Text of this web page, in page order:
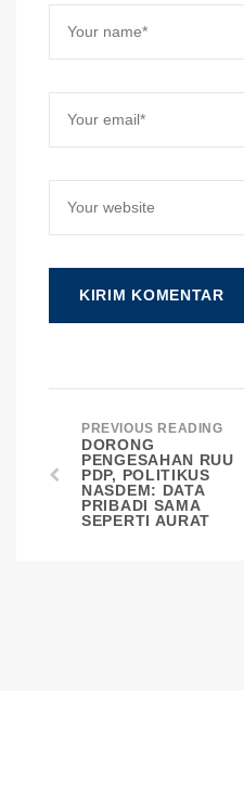
PREVIOUS READING
DORONG
PENGESAHAN RUU
PDP, POLITIKUS
NASDEM: DATA
PRIBADI SAMA
SEPERTI AURAT